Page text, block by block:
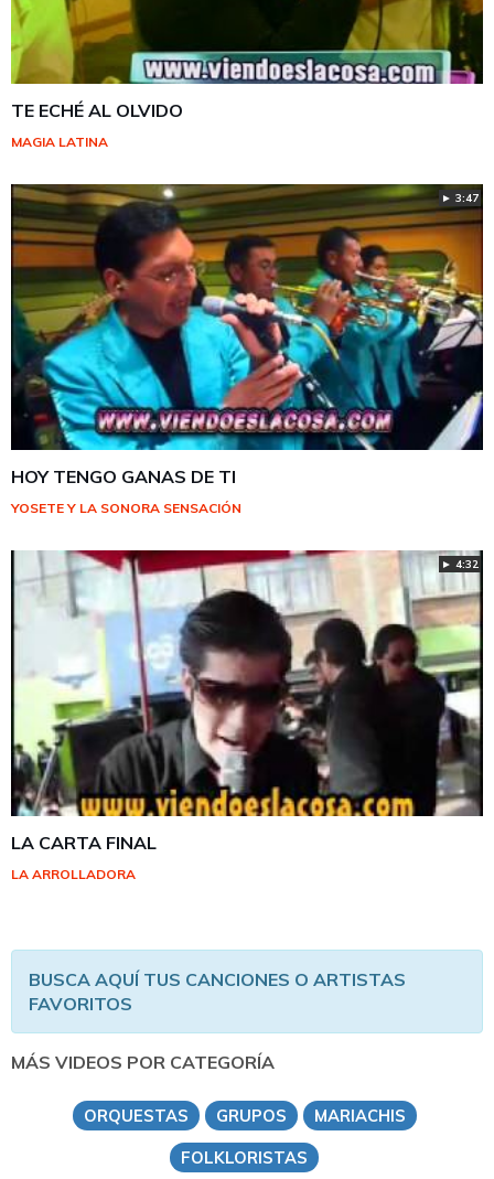
TE ECHÉ AL OLVIDO
MAGIA LATINA
► 3:47
HOY TENGO GANAS DE TI
YOSETE Y LA SONORA SENSACIÓN
► 4:32
LA CARTA FINAL
LA ARROLLADORA
BUSCA AQUÍ TUS CANCIONES O ARTISTAS
FAVORITOS
MÁS VIDEOS POR CATEGORÍA
ORQUESTAS GRUPOS
MARIACHIS
FOLKLORISTAS